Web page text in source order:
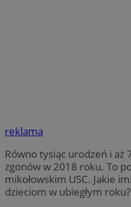
reklama
Równo tysiąc urodzeń i aż
zgonów w 2018 roku. To
mikołowskim USC. Jakie
dzieciom w ubiegłym roku?